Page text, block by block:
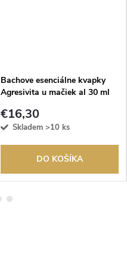
Bachove esenciálne kvapky
Agresivita u mačiek al 30 ml
€16,30
Skladem >10 ks
DO KOŠÍKA